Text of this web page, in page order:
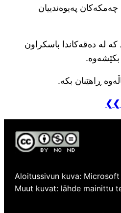
پەیوەندییان
کە لە دەقەکاندا باسکراون
بکێشەوە.
ڕاهێنان بکە.
❮❮
Aloitussivun kuva:
Muut kuvat: lähde mainittu